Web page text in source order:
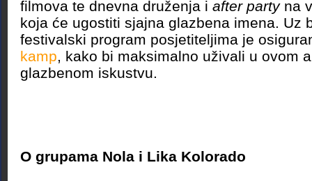
filmova te dnevna druženja i after partyna
koja će ugostiti sjajna glazbena imena. Uz
festivalski program posjetiteljima je
kamp, kako bi maksimalno uživali u ovom
glazbenom iskustvu.
O grupama Nola i Lika Kolorado